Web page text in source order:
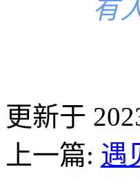
有
更新于
上一篇: 遇